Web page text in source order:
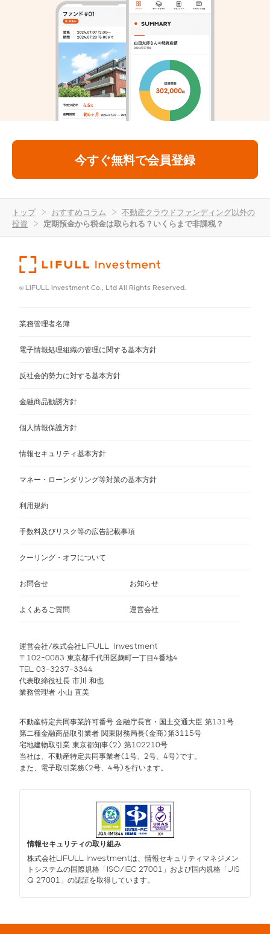
今すぐ無料で会員登録
トップ > おすすめコラム > 不動産クラウドファンディング以外の
投資
> 定期預金から税金は取られる？いくらまで非課税？
© LIFULL Investment Co., Ltd All Rights Reserved.
業務管理者名簿
電子情報処理組織の管理に関する基本方針
反社会的勢力に対する基本方針
金融商品勧誘方針
個人情報保護方針
情報セキュリティ基本方針
マネー・ローンダリング等対策の基本方針
利用規約
手数料及びリスク等の広告記載事項
クーリング・オフについて
お問合せ お知らせ
よくあるご質問 運営会社
運営会社/株式会社LIFULL Investment
〒102-0083 東京都千代田区麹町一丁目4番地4
TEL 03-3237-3344
代表取締役社長 市川 和也
業務管理者 小山 直美
不動産特定共同事業許可番号 金融庁長官・国土交通大臣 第131号
第二種金融商品取引業者 関東財務局長(金商)第3115号
宅地建物取引業 東京都知事(2) 第102210号
当社は、不動産特定共同事業者(1号、2号、4号)です。
また、電子取引業務(2号、4号)を行います。
情報セキュリティの取り組み
株式会社LIFULL Investmentは、情報セキュリティマネジメン
トシステムの国際規格「ISO/IEC 27001」および国内規格「JIS
Q 27001」の認証を取得しています。